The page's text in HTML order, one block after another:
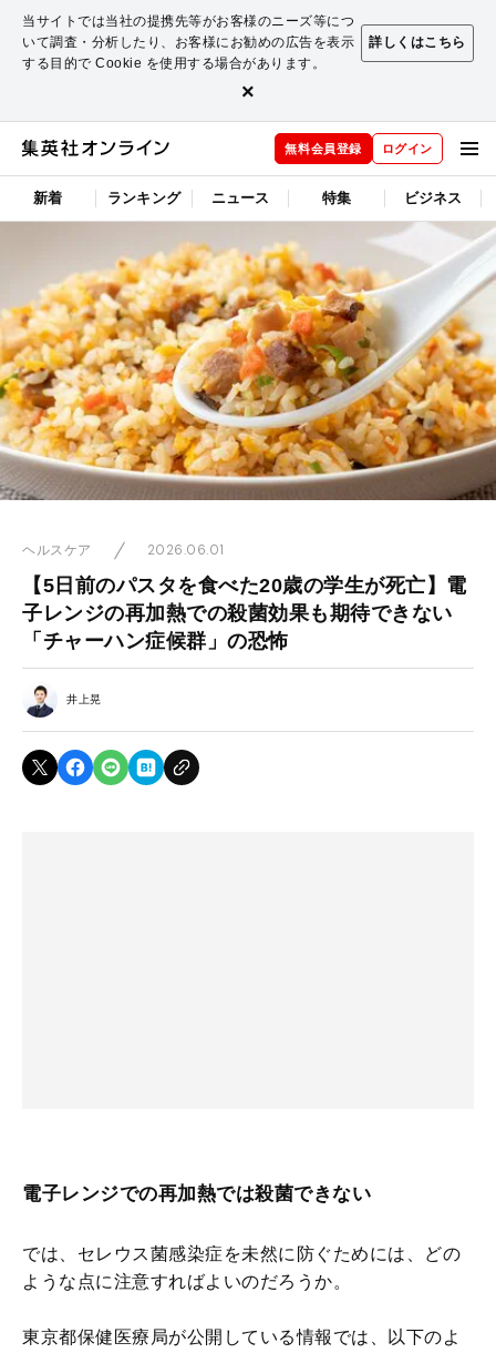
当サイトでは当社の提携先等がお客様のニーズ等につ
いて調査・分析したり、お客様にお勧めの広告を表示
する目的で Cookie を使用する場合があります。
詳しくはこちら
×
無料会員登録 ログイン
新着 ランキング ニュース 特集 ビジネス
ヘルスケア 2026.06.01
【5日前のパスタを食べた20歳の学生が死亡】電
子レンジの再加熱での殺菌効果も期待できない
「チャーハン症候群」の恐怖
井上晃
電子レンジでの再加熱では殺菌できない
では、セレウス菌感染症を未然に防ぐためには、どの
ような点に注意すればよいのだろうか。
東京都保健医療局が公開している情報では、以下のよ